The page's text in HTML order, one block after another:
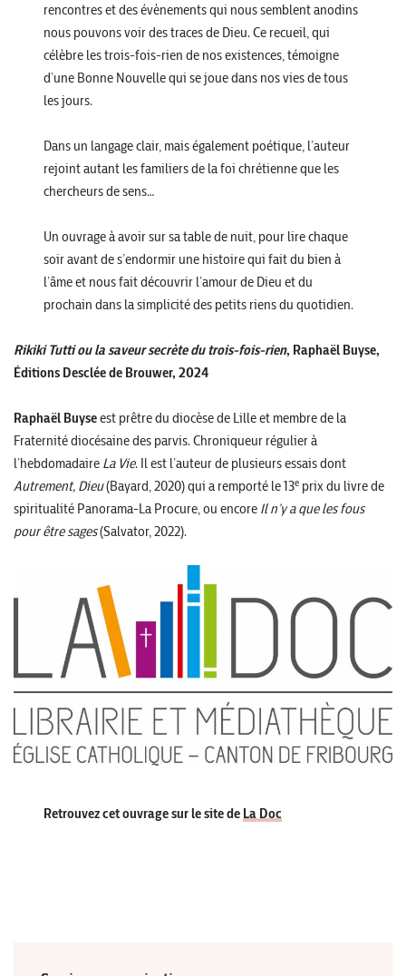
rencontres et des évènements qui nous semblent anodins
nous pouvons voir des traces de Dieu. Ce recueil, qui
célèbre les trois-fois-rien de nos existences, témoigne
d’une Bonne Nouvelle qui se joue dans nos vies de tous
les jours.
Dans un langage clair, mais également poétique, l’auteur
rejoint autant les familiers de la foi chrétienne que les
chercheurs de sens…
Un ouvrage à avoir sur sa table de nuit, pour lire chaque
soir avant de s’endormir une histoire qui fait du bien à
l’âme et nous fait découvrir l’amour de Dieu et du
prochain dans la simplicité des petits riens du quotidien.
Rikiki Tutti ou la saveur secrète du trois-fois-rien, Raphaël Buyse,
Éditions Desclée de Brouwer, 2024
Raphaël Buyseest prêtre du diocèse de Lille et membre de la
Fraternité diocésaine des parvis. Chroniqueur régulier à
l’hebdomadaire La Vie. Il est l’auteur de plusieurs essais dont
Autrement, Dieu(Bayard, 2020) qui a remporté le 13e prix du livre de
spiritualité Panorama-La Procure, ou encore Il n’y a que les fous
pour être sages(Salvator, 2022).
Retrouvez cet ouvrage sur le site de La Doc